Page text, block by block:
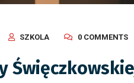
SZKOLA 0 COMMENTS